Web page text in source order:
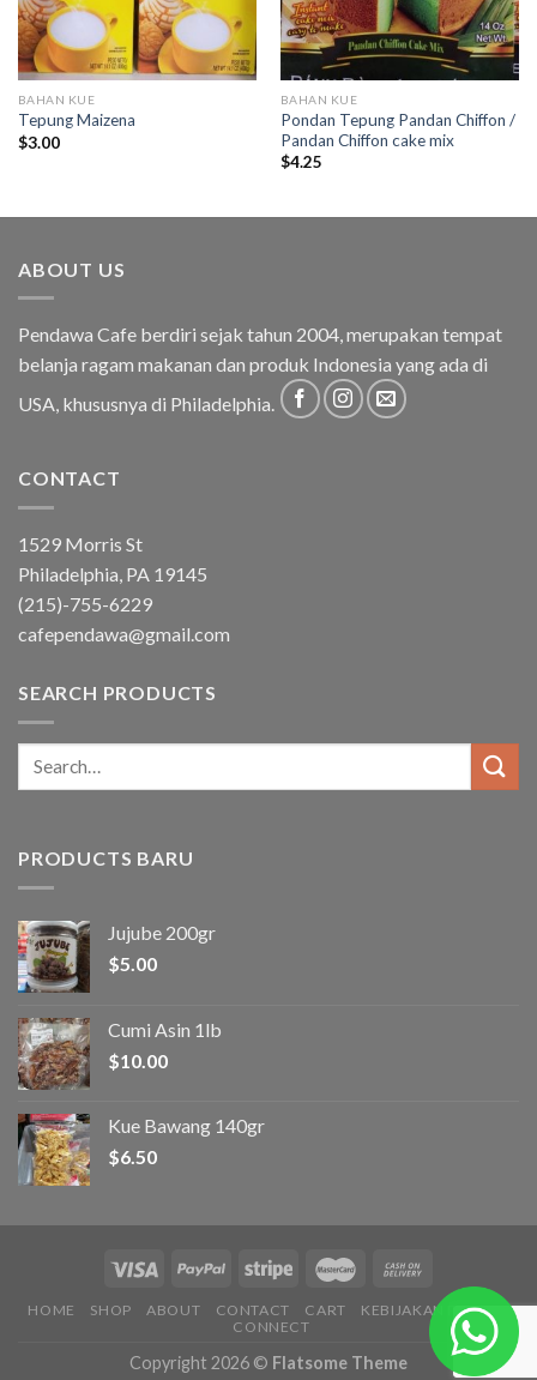
BAHAN KUE
Tepung Maizena
$3.00
BAHAN KUE
Pondan Tepung Pandan Chiffon /
Pandan Chiffon cake mix
$4.25
ABOUT US
Pendawa Cafe berdiri sejak tahun 2004, merupakan tempat
belanja ragam makanan dan produk Indonesia yang ada di
USA, khususnya di Philadelphia.
CONTACT
1529 Morris St
Philadelphia, PA 19145
(215)-755-6229
cafependawa@gmail.com
SEARCH PRODUCTS
Search
PRODUCTS BARU
Jujube 200gr
$5.00
Cumi Asin 1lb
$10.00
Kue Bawang 140gr
$6.50
HOME SHOP ABOUT CONTACT CART
KEBIJAKAN PRIVASI
CONNECT
Copyright 2026 © Flatsome Theme